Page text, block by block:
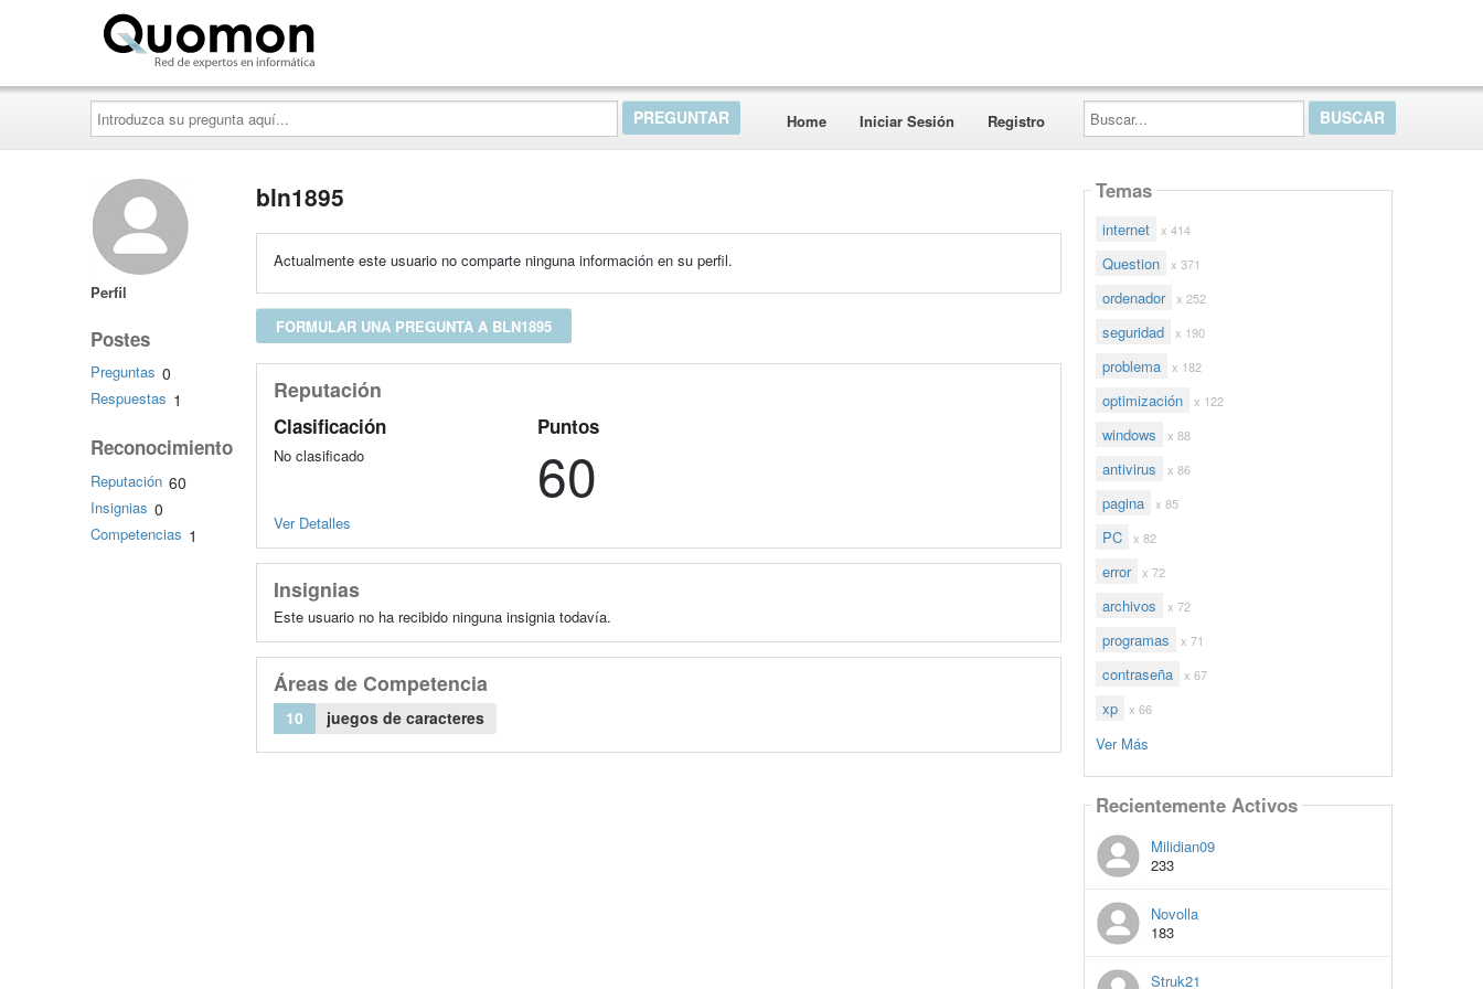
Introduzca
su
pregunta
aquí...
Home Iniciar Sesión Registro
Buscar...
Perfil
Postes
Preguntas 0
Respuestas 1
Reconocimiento
Reputación 60
Insignias 0
Competencias 1
bln1895
Actualmente este usuario no comparte ninguna información en su perfil.
FORMULAR UNA PREGUNTA A BLN1895
Reputación
Clasificación
No clasificado
Puntos
60
Ver Detalles
Insignias
Este usuario no ha recibido ninguna insignia todavía.
Áreas de Competencia
10 juegos de caracteres
Temas
internet x 414
Question x 371
ordenador x 252
seguridad x 190
problema x 182
optimización x 122
windows x 88
antivirus x 86
pagina x 85
PC x 82
error x 72
archivos x 72
programas x 71
contraseña x 67
xp x 66
Ver Más
Recientemente Activos
Milidian09
233
Novolla
183
Struk21